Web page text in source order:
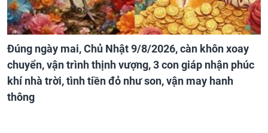
Đúng ngày mai, Chủ Nhật 9/8/2026, càn khôn xoay
chuyển, vận trình thịnh vượng, 3 con giáp nhận phúc
khí nhà trời, tình tiền đỏ như son, vận may hanh
thông